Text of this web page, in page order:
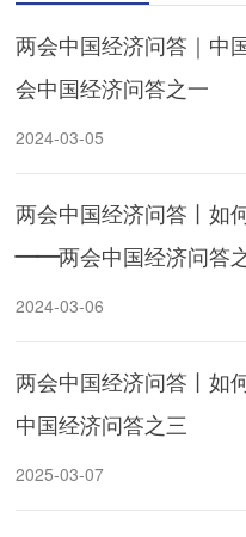
两会中国经济问答｜
会中国经济问答之一
2024-03-05
两会中国经济问答丨如
——两会中国经济问答
2024-03-06
两会中国经济问答丨
中国经济问答之三
2025-03-07